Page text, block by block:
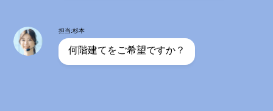
担当:杉本
何階建てをご希望ですか？